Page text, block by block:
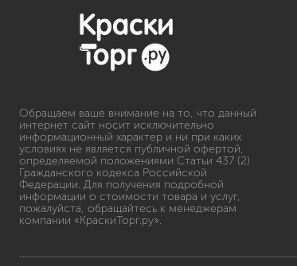
краски для
эмали для
пропитки
пены и клеи
Обращаем ваше внимание на то, что данный
интернет сайт носит исключительно
информационный характер и ни при каких
условиях не является публичной офертой,
определяемой положениями Статьи 437 (2)
Гражданского кодекса Российской
Федерации. Для получения подробной
информации о стоимости товара и услуг,
пожалуйста, обращайтесь к менеджерам
компании «КраскиТорг.ру».